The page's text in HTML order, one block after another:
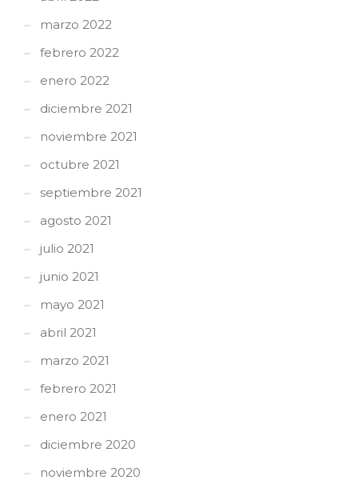
marzo 2022
febrero 2022
enero 2022
diciembre 2021
noviembre 2021
octubre 2021
septiembre 2021
agosto 2021
julio 2021
junio 2021
mayo 2021
abril 2021
marzo 2021
febrero 2021
enero 2021
diciembre 2020
noviembre 2020